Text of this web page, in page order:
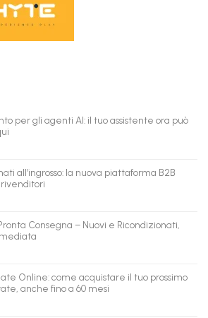
per gli agenti AI: il tuo assistente ora può
all’ingrosso: la nuova piattaforma B2B
Consegna – Nuovi e Ricondizionati,
Online: come acquistare il tuo prossimo
anche fino a 60 mesi